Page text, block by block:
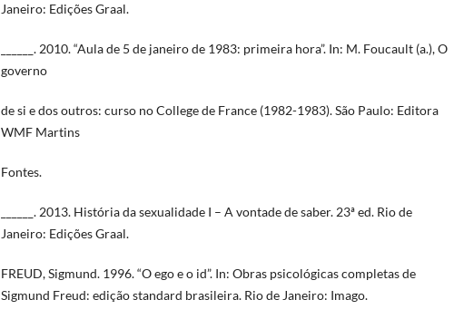
Janeiro: Edições Graal.
______. 2010. “Aula de 5 de janeiro de 1983: primeira hora”. In: M. Foucault (a.), O
governo
de si e dos outros: curso no College de France (1982-1983). São Paulo: Editora
WMF Martins
Fontes.
______. 2013. História da sexualidade I – A vontade de saber. 23ª ed. Rio de
Janeiro: Edições Graal.
FREUD, Sigmund. 1996. “O ego e o id”. In: Obras psicológicas completas de
Sigmund Freud: edição standard brasileira. Rio de Janeiro: Imago.